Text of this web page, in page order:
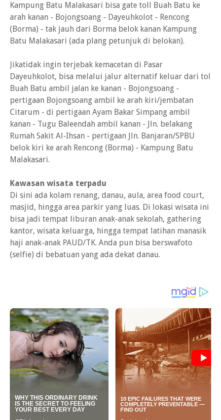
Kampung Batu Malakasari bisa gate toll Buah Batu ke
arah kanan - Bojongsoang - Dayeuhkolot - Rencong
(Borma) - tak jauh dari Borma belok kanan Kampung
Batu Malakasari (ada plang petunjuk di belokan).
Jikatidak ingin terjebak kemacetan di Pasar
Dayeuhkolot, bisa melalui jalur alternatif keluar dari tol
Buah Batu ambil jalan ke kanan - Bojongsoang -
pertigaan Bojongsoang ambil ke arah kiri/jembatan
Citarum - di pertigaan Ayam Bakar Simpang ambil
kanan - Tugu Baleendah ambil kanan - Jln. belakang
Rumah Sakit Al-Ihsan - pertigaan Jln. Banjaran/SPBU
belok kiri ke arah Rencong (Borma) - Kampung Batu
Malakasari.
Kawasan wisata terpadu
Di sini ada kolam renang, danau, aula, area food court,
masjid, hingga area parkir yang luas. Di lokasi wisata ini
bisa jadi tempat liburan anak-anak sekolah, gathering
kantor, wisata keluarga, hingga tempat latihan manasik
haji anak-anak PAUD/TK. Anda pun bisa berswafoto
(selfie) di bebatuan yang ada dekat danau.